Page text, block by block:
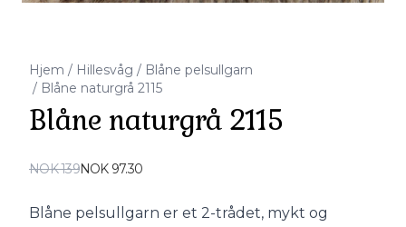
Hjem / Hillesvåg / Blåne pelsullgarn
/ Blåne naturgrå 2115
Blåne naturgrå 2115
NOK 139NOK 97.30
Description
Blåne pelsullgarn er et 2-trådet, mykt og